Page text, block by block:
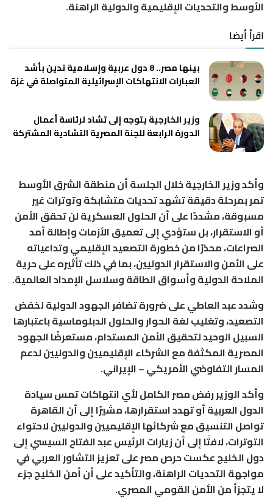
الأوسط والتحديات الإقليمية والدولية الراهنة.
اقرأ أيضا
بينها مصر.. 8 دول عربية وإسلامية تدين بأشد
العبارات الانتهاكات الإسرائيلية المتواصلة في غزة
وزير الخارجية يتوجه إلى تشاد لرئاسة أعمال
الدورة الرابعة للجنة المصرية التشادية المشتركة
وأكد وزير الخارجية خلال الجلسة أن منطقة الشرق الأوسط
تمر بمرحلة دقيقة تشهد تحديات متشابكة وتوترات غير
مسبوقة، مشددًا على أن الحلول العسكرية لن تحقق الأمن
أو الاستقرار، بل ستؤدي إلى تعميق الأزمات وإطالة أمد
الصراعات، محذرًا من خطورة التصعيد الإقليمي وتداعياته
على الأمن والاستقرار الدوليين، بما في ذلك تأثيره على حرية
الملاحة الدولية وأسواق الطاقة وسلاسل الإمداد العالمية.
وشدد عبد العاطي على ضرورة تضافر الجهود الدولية لخفض
التصعيد، وتغليب لغة الحوار والحلول الدبلوماسية باعتبارها
السبيل الوحيد لتحقيق الأمن المستدام، مستعرضًا الجهود
المصرية المكثفة مع الشركاء الإقليميين والدوليين لدعم
المسار التفاوضي الأمريكي – الإيراني.
وأكد الوزير رفض مصر الكامل لأي انتهاكات تمس سيادة
الدول العربية أو تهدد استقرارها، مشيرًا إلى أن القاهرة
تواصل التنسيق مع شركائها الإقليميين والدوليين لاحتواء
التوترات، لافتًا إلى أن زيارات الرئيس عبد الفتاح السيسي إلى
دول الخليج عكست حرص مصر على تعزيز التشاور العربي في
مواجهة التحديات الراهنة، والتأكيد على أن أمن الخليج جزء
لا يتجزأ من الأمن القومي المصري.